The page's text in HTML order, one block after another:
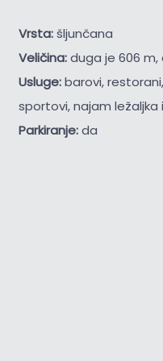
Vrsta:šljunčana
Veličina:duga je 606 m,
Usluge:barovi,
sportovi, najam ležaljka
Parkiranje:da